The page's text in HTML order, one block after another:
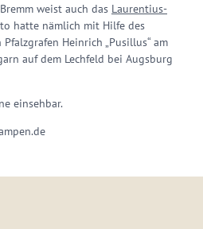
weist auch das Laurentius-
hatte nämlich mit Hilfe des
Heinrich „Pusillus“ am
auf dem Lechfeld bei Augsburg
einsehbar.